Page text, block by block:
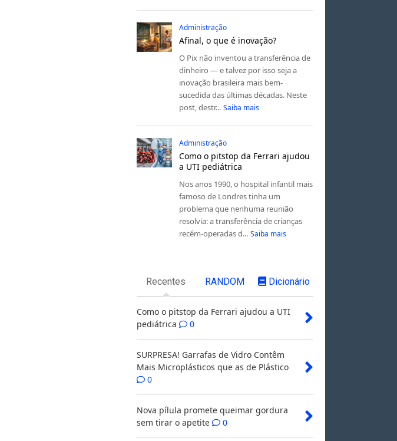
Administração
Afinal, o que é inovação?
O Pix não inventou a transferência de
dinheiro — e talvez por isso seja a
inovação brasileira mais bem-
sucedida das últimas décadas. Neste
post, destr... Saiba mais
Administração
Como o pitstop da Ferrari ajudou
a UTI pediátrica
Nos anos 1990, o hospital infantil mais
famoso de Londres tinha um
problema que nenhuma reunião
resolvia: a transferência de crianças
recém-operadas d... Saiba mais
Recentes RANDOM Dicionário
Como o pitstop da Ferrari ajudou a UTI
pediátrica
0
SURPRESA! Garrafas de Vidro Contêm
Mais Microplásticos que as de Plástico
0
Nova pílula promete queimar gordura
sem tirar o apetite
0